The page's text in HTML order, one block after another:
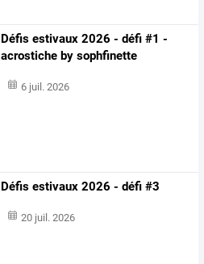
Défis estivaux 2026 - défi #1 -
acrostiche by sophfinette
6 juil. 2026
Défis estivaux 2026 - défi #3
20 juil. 2026